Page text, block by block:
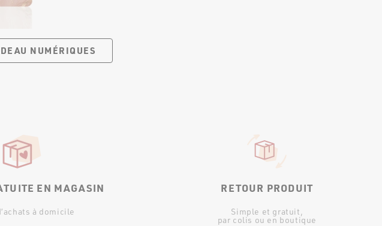
NUMÉRIQUES
EN MAGASIN
à domicile
RETOUR PRODUIT
Simple et gratuit,
par colis ou en boutique